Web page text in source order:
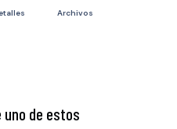
Archivos
de estos